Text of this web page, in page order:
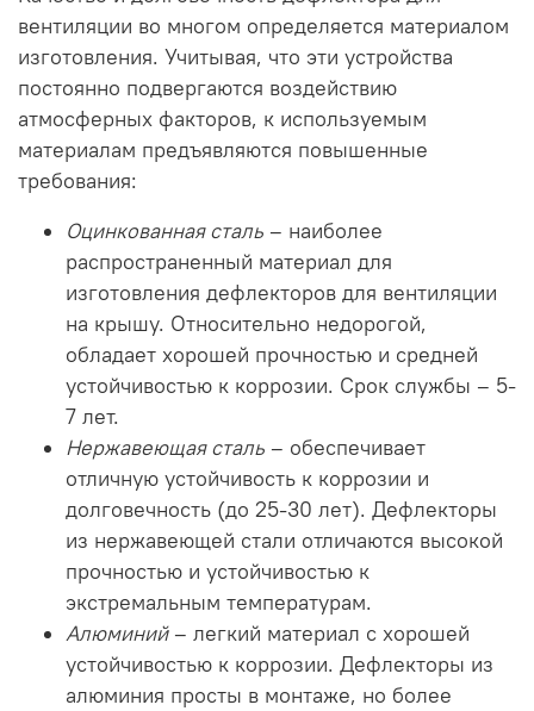
вентиляции во многом определяется материалом
изготовления. Учитывая, что эти устройства
постоянно подвергаются воздействию
атмосферных факторов, к используемым
материалам предъявляются повышенные
требования:
Оцинкованная сталь – наиболее
распространенный материал для
изготовления дефлекторов для вентиляции
на крышу. Относительно недорогой,
обладает хорошей прочностью и средней
устойчивостью к коррозии. Срок службы – 5-
7 лет.
Нержавеющая сталь – обеспечивает
отличную устойчивость к коррозии и
долговечность (до 25-30 лет). Дефлекторы
из нержавеющей стали отличаются высокой
прочностью и устойчивостью к
экстремальным температурам.
Алюминий– легкий материал с хорошей
устойчивостью к коррозии. Дефлекторы из
алюминия просты в монтаже, но более